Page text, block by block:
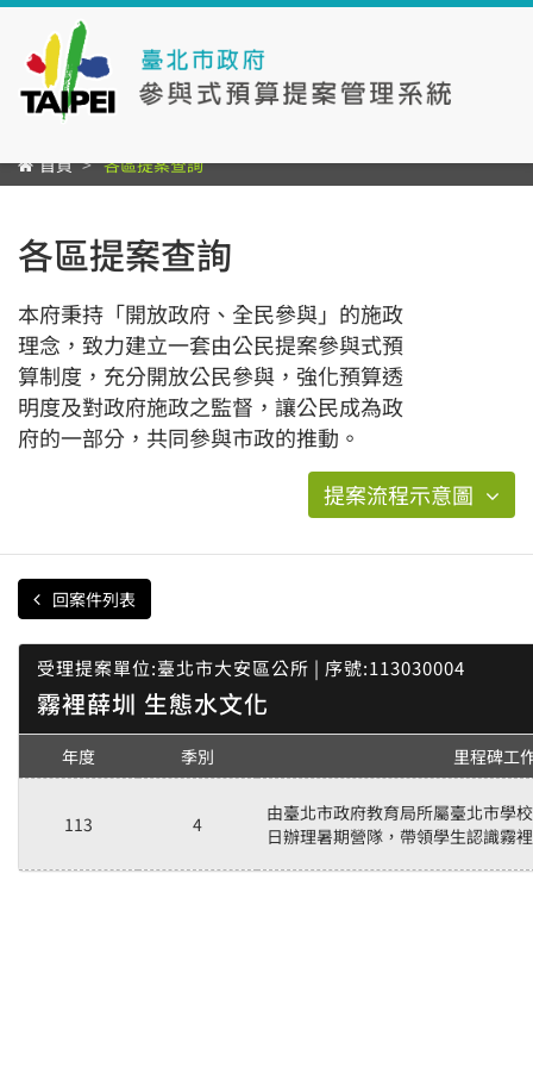
首頁 各區提案查詢
各區提案查詢
本府秉持「開放政府、全民參與」的施政
理念，致力建立一套由公民提案參與式預
算制度，充分開放公民參與，強化預算透
明度及對政府施政之監督，讓公民成為政
府的一部分，共同參與市政的推動。
提案流程示意圖
回案件列表
受理提案單位:臺北市大安區公所 | 序號:113030004
霧裡薛圳 生態水文化
年度 季別 里程碑工
113 4
由臺北市政府教育局所屬臺北市學
日辦理暑期營隊，帶領學生認識霧